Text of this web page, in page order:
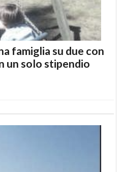
famiglia su due con
un solo stipendio